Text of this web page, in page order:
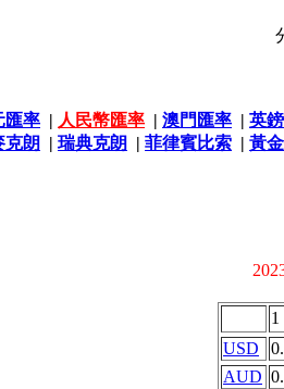
匯率 | 人民幣匯率 | 澳門匯率 | 英
克朗 | 瑞典克朗 | 菲律賓比索 | 黃
1
USD
AUD